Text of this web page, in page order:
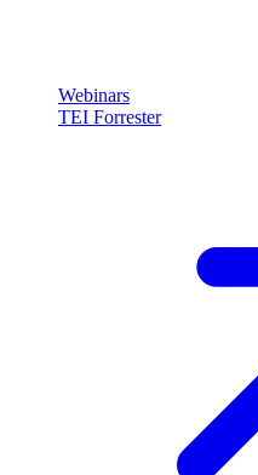
Webinars
TEI Forrester